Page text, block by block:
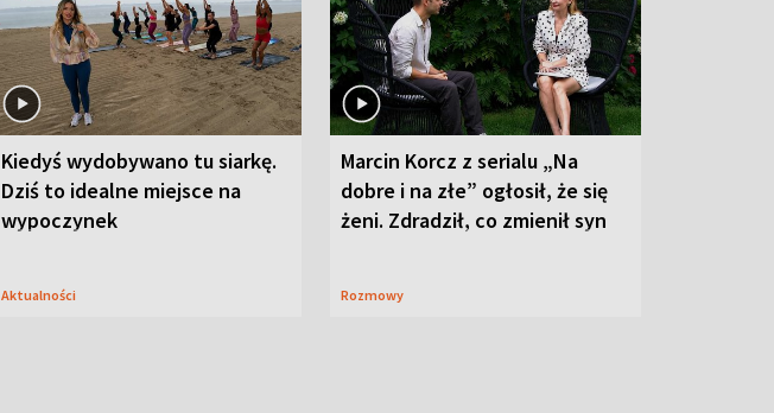
Kiedyś wydobywano tu siarkę.
Dziś to idealne miejsce na
wypoczynek
Aktualności
Marcin Korcz z serialu „Na
dobre i na złe” ogłosił, że się
żeni. Zdradził, co zmienił syn
Rozmowy